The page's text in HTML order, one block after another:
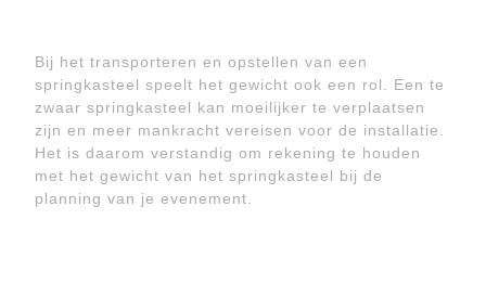
Bij het transporteren en opstellen van een
springkasteel speelt het gewicht ook een rol. Een te
zwaar springkasteel kan moeilijker te verplaatsen
zijn en meer mankracht vereisen voor de installatie.
Het is daarom verstandig om rekening te houden
met het gewicht van het springkasteel bij de
planning van je evenement.